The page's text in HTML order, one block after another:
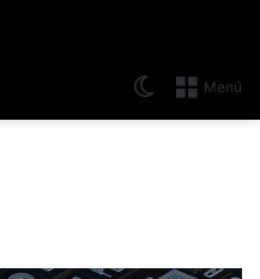
Español [Mega]
Menú
Switch skin